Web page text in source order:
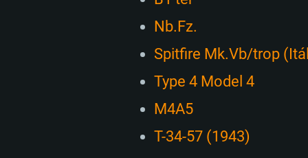
Nb.Fz.
Spitfire Mk.Vb/trop
Type 4 Model 4
M4A5
Т-34-57 (1943)